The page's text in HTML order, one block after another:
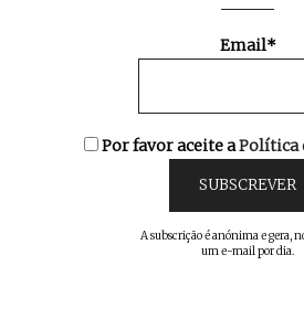
Email*
Por favor aceite aPolítica
A subscrição é anónima e gera,
um e-mail por dia.